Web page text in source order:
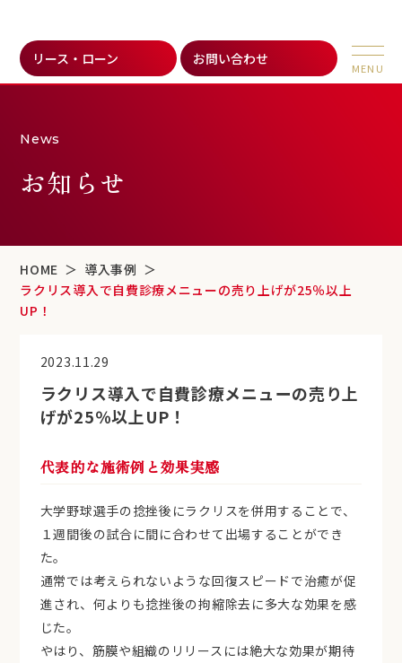
リース・ローン お問い合わせ
News
お知らせ
HOME
導入事例
ラクリス導入で自費診療メニューの売り上げが25％以上
UP！
2023.11.29
ラクリス導入で自費診療メニューの売り上
げが25％以上UP！
代表的な施術例と効果実感
大学野球選手の捻挫後にラクリスを併用することで、
１週間後の試合に間に合わせて出場することができ
た。
通常では考えられないような回復スピードで治癒が促
進され、何よりも捻挫後の拘縮除去に多大な効果を感
じた。
やはり、筋膜や組織のリリースには絶大な効果が期待